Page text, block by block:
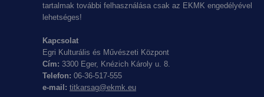
tartalmak további felhasználása csak az EKMK engedélyével
lehetséges!
Kapcsolat
Egri Kulturális és Művészeti Központ
Cím: 3300 Eger, Knézich Károly u. 8.
Telefon: 06-36-517-555
e-mail: titkarsag@ekmk.eu